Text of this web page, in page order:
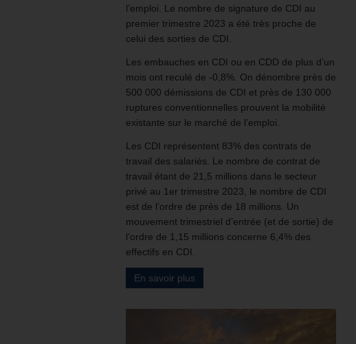
l’emploi. Le nombre de signature de CDI au
premier trimestre 2023 a été très proche de
celui des sorties de CDI.
Les embauches en CDI ou en CDD de plus d’un
mois ont reculé de -0,8%. On dénombre près de
500 000 démissions de CDI et près de 130 000
ruptures conventionnelles prouvent la mobilité
existante sur le marché de l’emploi.
Les CDI représentent 83% des contrats de
travail des salariés. Le nombre de contrat de
travail étant de 21,5 millions dans le secteur
privé au 1er trimestre 2023, le nombre de CDI
est de l’ordre de près de 18 millions. Un
mouvement trimestriel d’entrée (et de sortie) de
l’ordre de 1,15 millions concerne 6,4% des
effectifs en CDI.
En savoir plus